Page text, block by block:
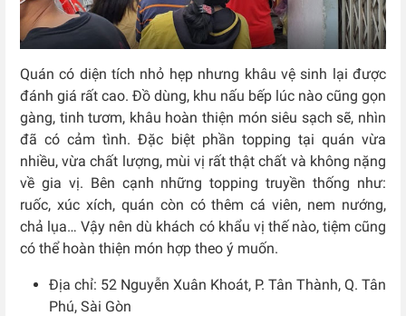
Quán có diện tích nhỏ hẹp nhưng khâu vệ sinh lại được
đánh giá rất cao. Đồ dùng, khu nấu bếp lúc nào cũng gọn
gàng, tinh tươm, khâu hoàn thiện món siêu sạch sẽ, nhìn
đã có cảm tình. Đặc biệt phần topping tại quán vừa
nhiều, vừa chất lượng, mùi vị rất thật chất và không nặng
về gia vị. Bên cạnh những topping truyền thống như:
ruốc, xúc xích, quán còn có thêm cá viên, nem nướng,
chả lụa… Vậy nên dù khách có khẩu vị thế nào, tiệm cũng
có thể hoàn thiện món hợp theo ý muốn.
Địa chỉ: 52 Nguyễn Xuân Khoát, P. Tân Thành, Q. Tân
Phú, Sài Gòn